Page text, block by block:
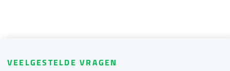
VEELGESTELDE VRAGEN